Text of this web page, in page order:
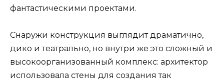
фантастическими проектами.
Снаружи конструкция выглядит драматично,
дико и театрально, но внутри же это сложный и
высокоорганизованный комплекс: архитектор
использовала стены для создания так